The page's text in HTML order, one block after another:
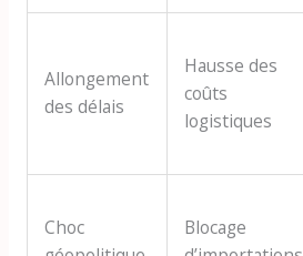
Allongement
des délais
Hausse des
coûts
logistiques
Choc
Blocage